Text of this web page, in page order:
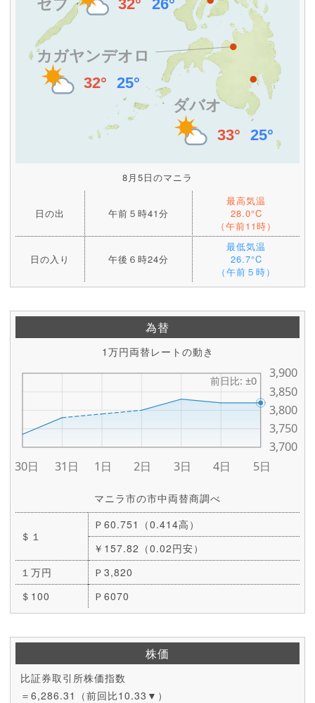
8月5日のマニラ
日の出 午前５時41分
最高気温
28.0°C
（午前11時）
日の入り 午後６時24分
最低気温
26.7°C
（午前５時）
為替
1万円両替レートの動き
マニラ市の市中両替商調べ
＄１
Ｐ60.751（0.414高）
￥157.82（0.02円安）
１万円
Ｐ3,820
＄100
Ｐ6070
株価
比証券取引所株価指数
＝6,286.31（前回比10.33▼）